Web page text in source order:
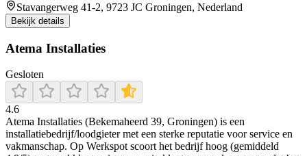
Stavangerweg 41-2, 9723 JC Groningen, Nederland
Bekijk details
Atema Installaties
Gesloten
4.6
Atema Installaties (Bekemaheerd 39, Groningen) is een
installatiebedrijf/loodgieter met een sterke reputatie voor service en
vakmanschap. Op Werkspot scoort het bedrijf hoog (gemiddeld